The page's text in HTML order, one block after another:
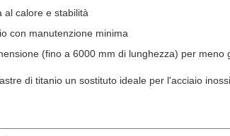
al calore e stabilità
con manutenzione minima
(fino a 6000 mm di lunghezza) per meno
di titanio un sostituto ideale per l'acciaio